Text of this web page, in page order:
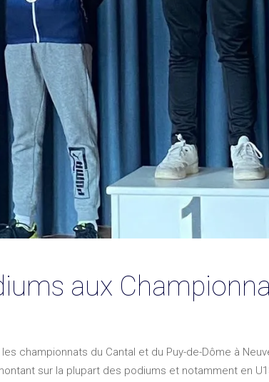
aux
championnats du Cantal et du Puy-de-Dôme à
sur la plupart des podiums et notamment en